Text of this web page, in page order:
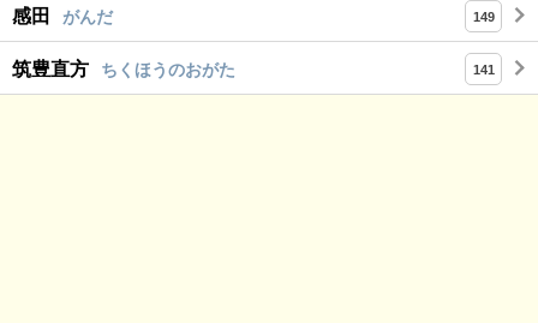
感田 がんだ 149
筑豊直方 ちくほうのおがた 141